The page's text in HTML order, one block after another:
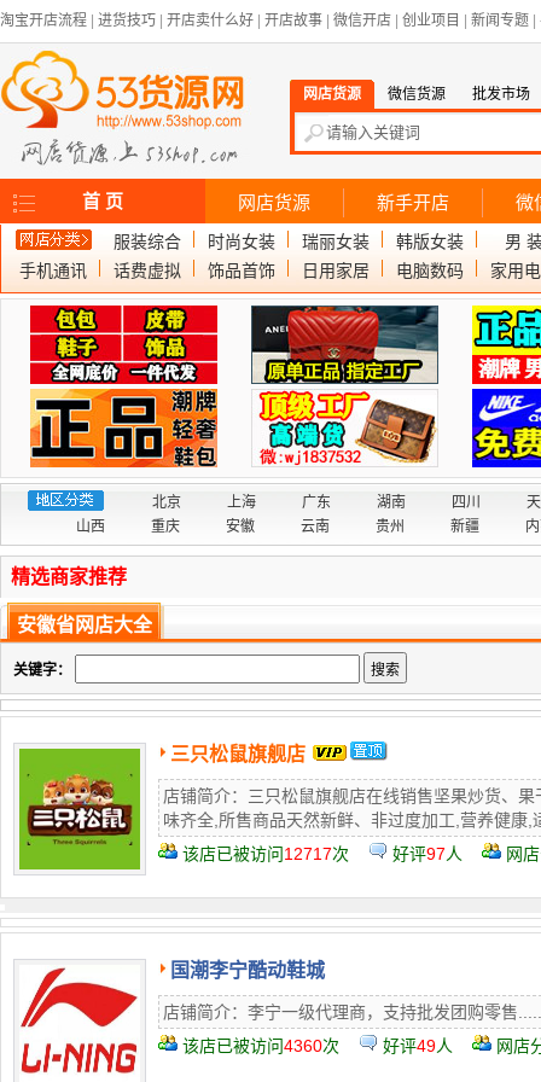
淘宝开店流程 进货技巧 开店卖什么好 开店故事 微信开店 创业项目 新闻专题
网店货源 微信货源 批发市场
首 页 网店货源 新手开店
微
服装综合
时尚女装 瑞丽女装 韩版女装
男
手机通讯
话费虚拟 饰品首饰 日用家居 电脑数码 家用
北京 上海 广东 湖南 四川
山西
重庆 安徽 云南 贵州 新疆
精选商家推荐
安徽省网店大全
关键字：
三只松鼠旗舰店
店铺简介：三只松鼠旗舰店在线销售坚果炒货、
味齐全,所售商品天然新鲜、非过度加工,营养健康
该店已被访问12717次 好评97人 网
国潮李宁酷动鞋城
店铺简介：李宁一级代理商，支持批发团购零售
该店已被访问4360次 好评49人 网店